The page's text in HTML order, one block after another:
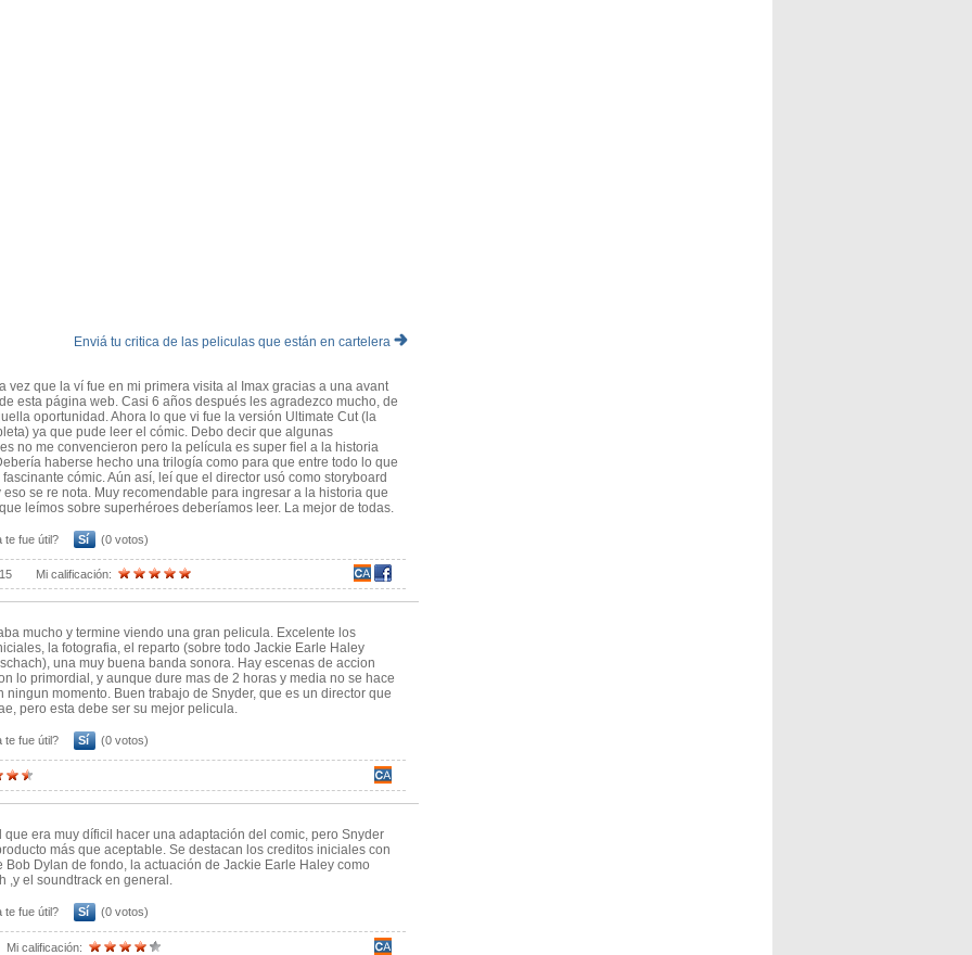
fiel a la esencia de lo que es Watchmen y eso es lo más
Mason, para los que leyeron el cómic) quedaron reducidos, al
pero el alma de la historia no fue bastardeada.
que de la noche a la mañana todo el mundo se hiciera fanático de
en la cajita feliz de Mc Donalds y en figuritas, debido a que el
tema.
la historieta como las buenas creaciones de Moore, pero en el
película. Especialmente los espectadores que busquen un
El Increíble Hulk o X-Men 3.
pero no es lo que abunda y en este caso tampoco es lo más
fotografía, los vestuarios y el diseño de producción estuvieron
el arte de Dave Gibbons.
y su equipo por ser fiel a la obra original y no defraudar a la
se puede conformar a todo el mundo.
monstruo, más fieles y respetuosos con
de Jack Earle Haley como Rorschah y los TREMENDOS
alcanza la máxima perfección.
de la obra de Moore no permitía otra opción.
al diablo.
eso es lo que rescato.
que su corte va a ser superior y probablemente desarrolle
superficialmente.
Akerman) y su madre Sally Jupiter (Carla Gugino).
general y creo que fue clave que no convocaran a grandes estrella
Enviá tu critica de las peliculas que están en cartelera
vez que la ví fue en mi primera visita al Imax gracias a una avant
esta página web. Casi 6 años después les agradezco mucho, de
oportunidad. Ahora lo que vi fue la versión Ultimate Cut (la
ya que pude leer el cómic. Debo decir que algunas
no me convencieron pero la película es super fiel a la historia
haberse hecho una trilogía como para que entre todo lo que
cómic. Aún así, leí que el director usó como storyboard
eso se re nota. Muy recomendable para ingresar a la historia que
leímos sobre superhéroes deberíamos leer. La mejor de todas.
te fue útil? Sí (0 votos)
Mi calificación:
mucho y termine viendo una gran pelicula. Excelente los
la fotografia, el reparto (sobre todo Jackie Earle Haley
una muy buena banda sonora. Hay escenas de accion
lo primordial, y aunque dure mas de 2 horas y media no se hace
ningun momento. Buen trabajo de Snyder, que es un director que
pero esta debe ser su mejor pelicula.
te fue útil? Sí (0 votos)
que era muy díficil hacer una adaptación del comic, pero Snyder
más que aceptable. Se destacan los creditos iniciales con
Bob Dylan de fondo, la actuación de Jackie Earle Haley como
,y el soundtrack en general.
te fue útil? Sí (0 votos)
Mi calificación: